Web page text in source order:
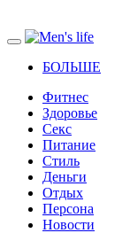
БОЛЬШЕ
Фитнес
Здоровье
Секс
Питание
Стиль
Деньги
Отдых
Персона
Новости